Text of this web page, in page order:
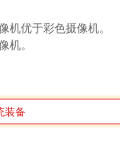
优于彩色摄像机。
机。
装备